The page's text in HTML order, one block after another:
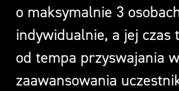
o maksymalnie 3
indywidualnie, a jej czas
od tempa przyswajania
zaawansowania